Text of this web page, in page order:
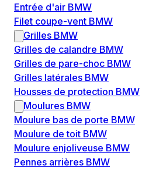
Entrée d'air BMW
Filet coupe-vent BMW
Grilles BMW
Grilles de calandre BMW
Grilles de pare-choc BMW
Grilles latérales BMW
Housses de protection BMW
Moulures BMW
Moulure bas de porte BMW
Moulure de toit BMW
Moulure enjoliveuse BMW
Pennes arrières BMW